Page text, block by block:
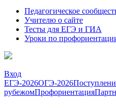
Педагогическое
Учителю о сайте
Тесты для ЕГЭ и ГИА
Уроки по
Вход
ЕГЭ-2026ОГЭ-2026
рубежомПрофориентация